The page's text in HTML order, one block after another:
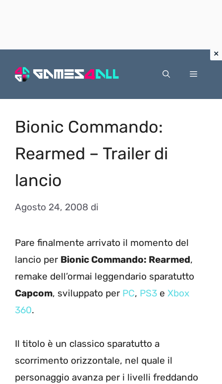
Menu
Bionic Commando:
Rearmed – Trailer di
lancio
Agosto 24, 2008 di
Pare finalmente arrivato il momento del
lancio per Bionic Commando: Rearmed,
remake dell’ormai leggendario sparatutto
Capcom, sviluppato per PC, PS3 e Xbox
360.
Il titolo è un classico sparatutto a
scorrimento orizzontale, nel quale il
personaggio avanza per i livelli freddando